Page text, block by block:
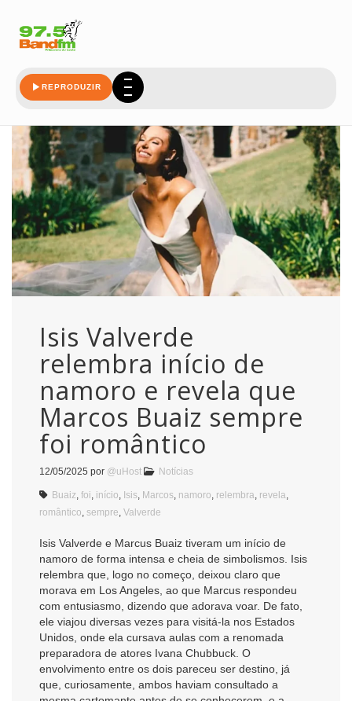
REPRODUZIR
Isis Valverde
relembra início de
namoro e revela que
Marcos Buaiz sempre
foi romântico
12/05/2025 por @uHost Notícias
Buaiz foi início Isis Marcos namoro relembra revela
romântico sempre Valverde
Isis Valverde e Marcus Buaiz tiveram um início de
namoro de forma intensa e cheia de simbolismos. Isis
relembra que, logo no começo, deixou claro que
morava em Los Angeles, ao que Marcus respondeu
com entusiasmo, dizendo que adorava voar. De fato,
ele viajou diversas vezes para visitá-la nos Estados
Unidos, onde ela cursava aulas com a renomada
preparadora de atores Ivana Chubbuck. O
envolvimento entre os dois pareceu ser destino, já
que, curiosamente, ambos haviam consultado a